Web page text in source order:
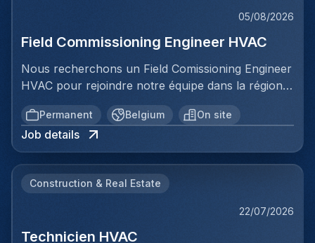
05/08/2026
Field Commissioning Engineer HVAC
Nous recherchons un Field Comissioning Engineer
HVAC pour rejoindre notre équipe dans la région
de Bruxelles. Dans ce rôle, vous fournirez une
assistance technique sur site lors de la mise en
service et du démarrage des installations HVAC
pour nos clients. Vous serez responsable de
climatisation sont correctement installés,
spécifications et aux normes prescrites. Votre
travail impliquera une collaboration directe avec
Permanent Belgium On site
Job details
Construction & Real Estate
22/07/2026
Technicien HVAC